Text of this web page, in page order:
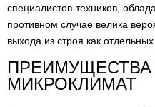
-0,5...1В/4...20мА)
Пассивные датчики
Пассивные датчики
Пассивные датчики
специалистов-техников,
противном случае велика
выхода из строя как
ПРЕИМУЩЕСТВА
МИКРОКЛИМАТ